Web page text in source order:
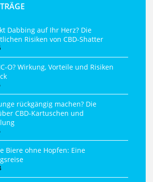
Dabbing auf Ihr Herz? Die
Risiken von CBD-Shatter
O? Wirkung, Vorteile und Risiken
rückgängig machen? Die
CBD-Kartuschen und
Biere ohne Hopfen: Eine